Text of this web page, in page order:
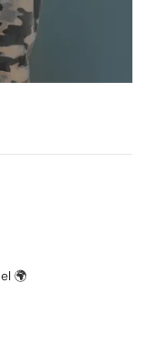
🌍